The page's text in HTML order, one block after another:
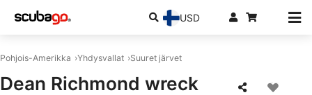
USD
Pohjois-Amerikka Yhdysvallat Suuret järvet
Dean Richmond wreck